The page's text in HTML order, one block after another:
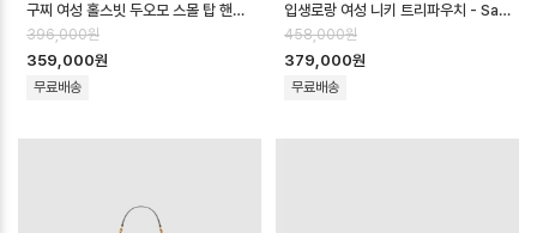
구찌 여성 홀스빗 두오모 스몰 탑 핸들백 - Gucci Womens Horsebit Duo…
396,000원
359,000원
무료배송
입생로랑 여성 니키 트리파우치 - Saint Laurent Womens Niki Tripo…
458,000원
379,000원
무료배송